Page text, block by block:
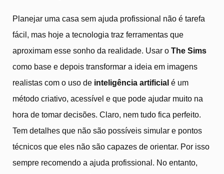
Planejar uma casa sem ajuda profissional não é tarefa
fácil, mas hoje a tecnologia traz ferramentas que
aproximam esse sonho da realidade. Usar o The Sims
como base e depois transformar a ideia em imagens
realistas com o uso de inteligência artificial é um
método criativo, acessível e que pode ajudar muito na
hora de tomar decisões. Claro, nem tudo fica perfeito.
Tem detalhes que não são possíveis simular e pontos
técnicos que eles não são capazes de orientar. Por isso
sempre recomendo a ajuda profissional. No entanto,